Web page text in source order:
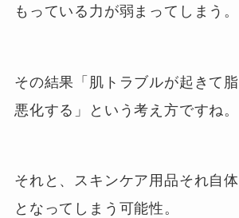
もっている力が弱まってしまう。
その結果「肌トラブルが起きて
悪化する」という考え方ですね。
それと、スキンケア用品それ自
となってしまう可能性。